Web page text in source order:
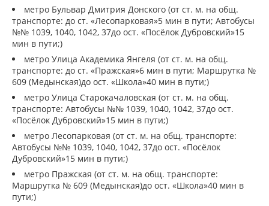
метро Бульвар Дмитрия Донского (от ст. м. на общ.
транспорте: до ст. «Лесопарковая»5 мин в пути; Автобусы
№№ 1039, 1040, 1042, 37до ост. «Посёлок Дубровский»15
мин в пути;)
метро Улица Академика Янгеля (от ст. м. на общ.
транспорте: до ст. «Пражская»6 мин в пути; Маршрутка №
609 (Медынская)до ост. «Школа»40 мин в пути;)
метро Улица Старокачаловская (от ст. м. на общ.
транспорте: Автобусы №№ 1039, 1040, 1042, 37до ост.
«Посёлок Дубровский»15 мин в пути;)
метро Лесопарковая (от ст. м. на общ. транспорте:
Автобусы №№ 1039, 1040, 1042, 37до ост. «Посёлок
Дубровский»15 мин в пути;)
метро Пражская (от ст. м. на общ. транспорте:
Маршрутка № 609 (Медынская)до ост. «Школа»40 мин в
пути;)